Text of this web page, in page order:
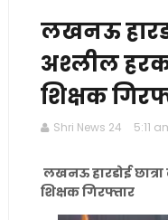
लखनऊ
अश्लील
शिक्षक
Shri News 24 5:11
लखनऊ हारडोई
शिक्षक गिरफ्तार